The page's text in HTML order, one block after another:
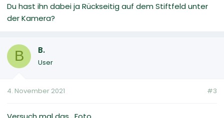
Du hast ihn dabei ja Rückseitig auf dem Stiftfeld unter
der Kamera?
B B.
User
4. November 2021 #3